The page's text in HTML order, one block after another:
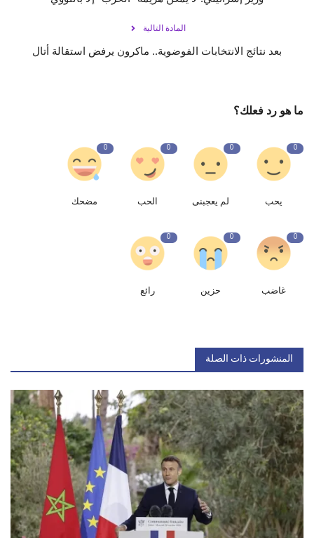
المادة التالية
بعد نتائج الانتخابات الفوضوية.. ماكرون يرفض استقالة أتال
ما هو رد فعلك؟
0
يحب
0
لم يعجبنى
0
الحب
0
مضحك
0
غاضب
0
حزين
0
رائع
المنشورات ذات الصلة